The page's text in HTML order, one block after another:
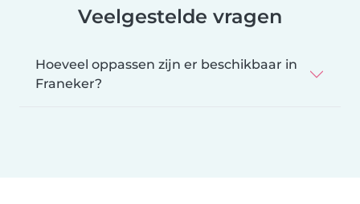
Veelgestelde vragen
Hoeveel oppassen zijn er beschikbaar in
Franeker?